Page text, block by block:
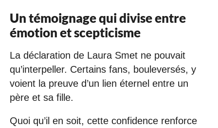
Un témoignage qui divise entre
émotion et scepticisme
La déclaration de Laura Smet ne pouvait
qu’interpeller. Certains fans, bouleversés, y
voient la preuve d’un lien éternel entre un
père et sa fille.
Quoi qu’il en soit, cette confidence renforce